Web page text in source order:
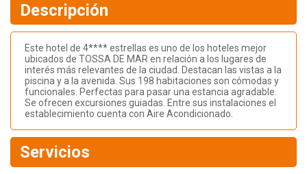
Descripción
Este hotel de 4**** estrellas es uno de los hoteles mejor
ubicados de TOSSA DE MAR en relación a los lugares de
interés más relevantes de la ciudad. Destacan las vistas a la
piscina y a la avenida. Sus 198 habitaciones son cómodas y
funcionales. Perfectas para pasar una estancia agradable.
Se ofrecen excursiones guiadas. Entre sus instalaciones el
establecimiento cuenta con Aire Acondicionado.
Servicios